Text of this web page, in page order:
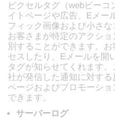
ピクセルタグ（webビーコ
イトページや広告、Eメー
フィック画像および小さな
お客さまが特定のアクシ
別することができます。
セスしたり、Eメールを開
タグが知らせてくれます
社が発信した通知に対す
ページおよびプロモーシ
できます。
サーバーログ